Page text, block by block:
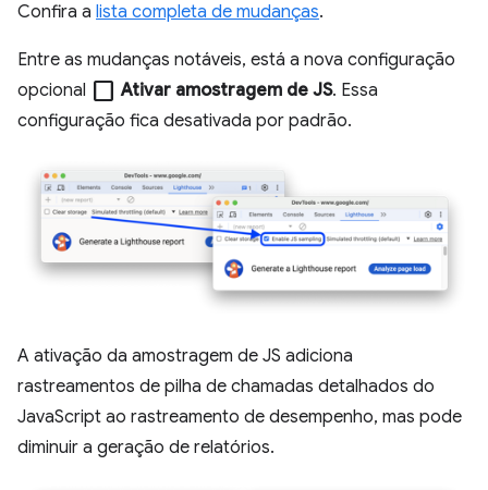
Confira a lista completa de mudanças.
Entre as mudanças notáveis, está a nova configuração
opcional check_box_outline_blank Ativar amostragem de JS. Essa
configuração fica desativada por padrão.
A ativação da amostragem de JS adiciona
rastreamentos de pilha de chamadas detalhados do
JavaScript ao rastreamento de desempenho, mas pode
diminuir a geração de relatórios.